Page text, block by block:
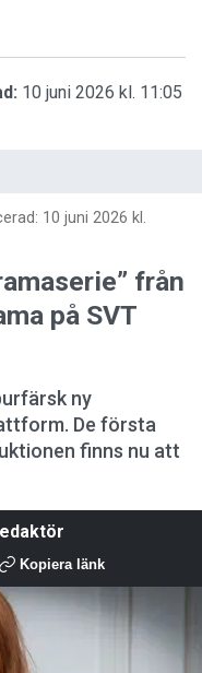
10 juni 2026 kl. 11:05
10 juni 2026 kl.
från
på SVT
ny
De första
finns nu att
Kopiera länk